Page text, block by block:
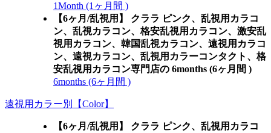
1Month (1ヶ月間 )
【6ヶ月/乱視用】 クララ ピンク、乱視用カラコ
ン、乱視カラコン、格安乱視用カラコン、激安乱
視用カラコン、韓国乱視カラコン、遠視用カラコ
ン、遠視カラコン、乱視用カラーコンタクト、格
安乱視用カラコン専門店の 6months (6ヶ月間 )
6months (6ヶ月間 )
遠視用カラー別【Color】
【6ヶ月/乱視用】 クララ ピンク、乱視用カラコ